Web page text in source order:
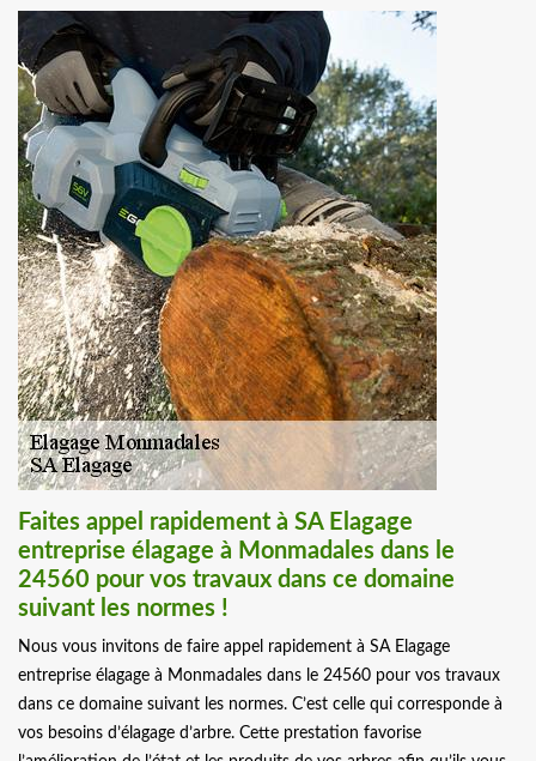
Faites appel rapidement à SA Elagage
entreprise élagage à Monmadales dans le
24560 pour vos travaux dans ce domaine
suivant les normes !
Nous vous invitons de faire appel rapidement à SA Elagage
entreprise élagage à Monmadales dans le 24560 pour vos travaux
dans ce domaine suivant les normes. C’est celle qui corresponde à
vos besoins d’élagage d’arbre. Cette prestation favorise